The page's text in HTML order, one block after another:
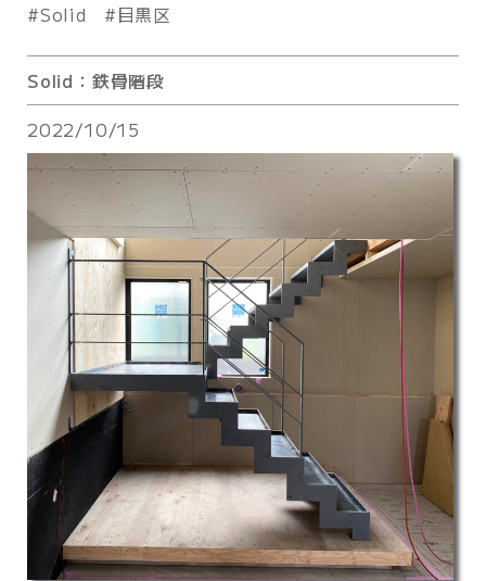
Solid 目黒区
Solid：鉄骨階段
2022/10/15